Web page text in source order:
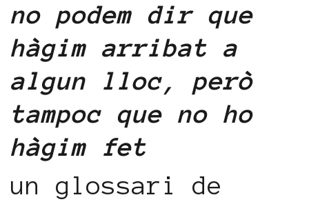
no podem dir que
hàgim arribat a
algun lloc, però
tampoc que no ho
hàgim fet
un glossari de